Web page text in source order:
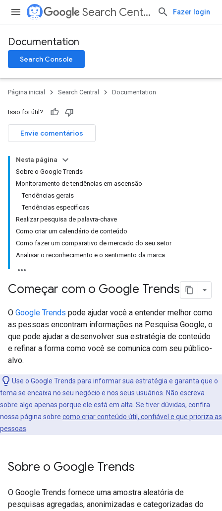
Search Central Fazer login
Documentation
Search Console
Página inicial Search Central Documentation
Isso foi útil?
Envie comentários
Nesta página
Sobre o Google Trends
Monitoramento de tendências em ascensão
Tendências gerais
Tendências específicas
Realizar pesquisa de palavra-chave
Como criar um calendário de conteúdo
Como fazer um comparativo de mercado do seu setor
Analisar o reconhecimento e o sentimento da marca
Começar com o Google Trends
O Google Trends pode ajudar você a entender melhor como
as pessoas encontram informações na Pesquisa Google, o
que pode ajudar a desenvolver sua estratégia de conteúdo
e refinar a forma como você se comunica com seu público-
alvo.
Use o Google Trends para informar sua estratégia e garanta que o
tema se encaixa no seu negócio e nos seus usuários. Não escreva
sobre algo apenas porque ele está em alta. Se tiver dúvidas, confira
nossa página sobre como criar conteúdo útil, confiável e que prioriza as
pessoas
Sobre o Google Trends
O Google Trends fornece uma amostra aleatória de
pesquisas agregadas, anonimizadas e categorizadas do